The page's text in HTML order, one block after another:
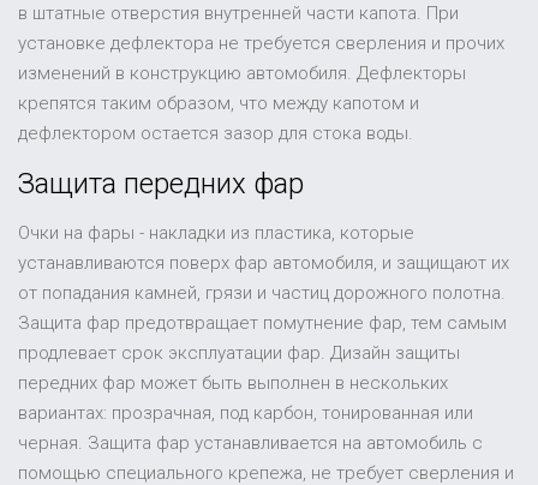
в штатные отверстия внутренней части капота. При
установке дефлектора не требуется сверления и прочих
изменений в конструкцию автомобиля. Дефлекторы
крепятся таким образом, что между капотом и
дефлектором остается зазор для стока воды.
Защита передних фар
Очки на фары - накладки из пластика, которые
устанавливаются поверх фар автомобиля, и защищают их
от попадания камней, грязи и частиц дорожного полотна.
Защита фар предотвращает помутнение фар, тем самым
продлевает срок эксплуатации фар. Дизайн защиты
передних фар может быть выполнен в нескольких
вариантах: прозрачная, под карбон, тонированная или
черная. Защита фар устанавливается на автомобиль с
помощью специального крепежа, не требует сверления и